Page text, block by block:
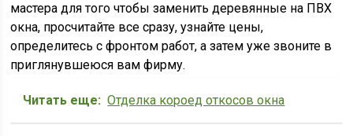
мастера для того чтобы заменить деревянные на ПВХ
окна, просчитайте все сразу, узнайте цены,
определитесь с фронтом работ, а затем уже звоните в
приглянувшеюся вам фирму.
Читать еще: Отделка короед откосов окна